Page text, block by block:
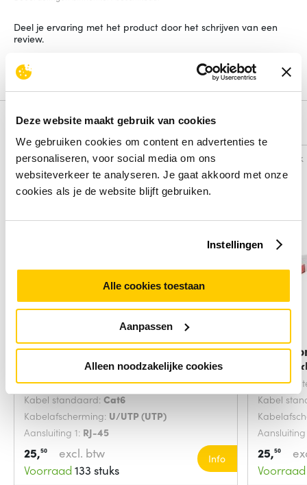
Deze website maakt gebruik van cookies
We gebruiken cookies om content en advertenties te
personaliseren, voor social media om ons
websiteverkeer te analyseren. Je gaat akkoord met onze
cookies als je de website blijft gebruiken.
Instellingen
Alle cookies toestaan
Aanpassen
Alleen noodzakelijke cookies
Deel je ervaring met het product door het schrijven van een
review.
Schrijf een review
Alternatieven
Vergelijk
Microconnect V-UTP602VP
netwerkkabel Grijs
Snoerlengte:2 Meters
Kabel standaard: Cat6
Kabelafscherming: U/UTP (UTP)
Aansluiting 1: RJ-45
25,50
excl. btw
Voorraad 133 stuks
Info
Vergelijk
Kabel
25,50
Voorraad